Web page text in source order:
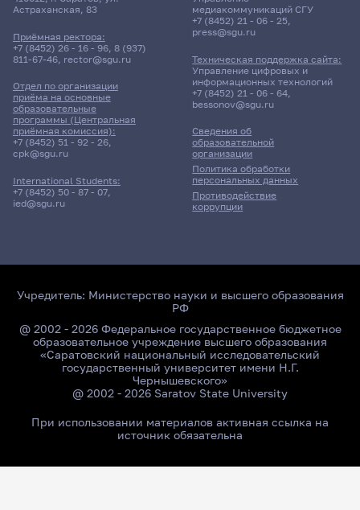
Астраханская, 83
Приёмная ректора:
+7 (8452) 26 - 16 - 96, 8 (937)
811-67-46, rector@sgu.ru
Отдел по организации
приёма на основные
образовательные
программы (Центральная
приёмная комиссия):
+7 (8452) 51 - 92 - 26,
cpk@sgu.ru
International Students:
+7 (8452) 50 - 87 - 07,
ied@sgu.ru
Сведения об
образовательной
организации
Политика обработки
персональных данных
Противодействие
коррупции
медиакоммуникаций СГУ
+7 (8452) 21 - 06 - 25,
press@sgu.ru
Техническая поддержка сайта:
Управление цифровых и
информационных технологий
+7 (8452) 21 - 06 - 64,
bessonov@sgu.ru
Учредитель: Министерство науки и высшего образования
РФ
@ 2002 - 2026 Федеральное государственное бюджетное
образовательное учреждение высшего образования
«Саратовский национальный исследовательский
государственный университет имени Н.Г.
Чернышевского»
@ 2002 - 2026 Saratov State University
При использовании материалов активная ссылка на
источник обязательна